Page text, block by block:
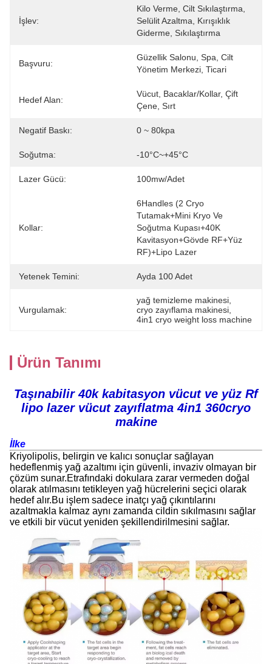
İşlev:
Kilo Verme, Cilt Sıkılaştırma,
Selülit Azaltma, Kırışıklık
Giderme, Sıkılaştırma
Başvuru:
Güzellik Salonu, Spa, Cilt
Yönetim Merkezi, Ticari
Hedef Alan:
Vücut, Bacaklar/kollar, Çift
Çene, Sırt
Negatif Baskı: 0 ~ 80kpa
Soğutma: -10°C~+45°C
Lazer Gücü: 100mw/adet
Kollar:
6Handles (2 Cryo
Tutamak+Mini Kryo Ve
Soğutma Kupası+40K
Kavitasyon+Gövde RF+Yüz
RF)+Lipo Lazer
Yetenek Temini: Ayda 100 Adet
Vurgulamak:
yağ temizleme makinesi
cryo zayıflama makinesi
4in1 cryo weight loss machine
Ürün Tanımı
Taşınabilir 40k kabitasyon vücut ve yüz Rf
lipo lazer vücut zayıflatma 4in1 360cryo
makine
İlke
Kriyolipolis, belirgin ve kalıcı sonuçlar sağlayan
hedeflenmiş yağ azaltımı için güvenli, invaziv olmayan bir
çözüm sunar.Etrafındaki dokulara zarar vermeden doğal
olarak atılmasını tetikleyen yağ hücrelerini seçici olarak
hedef alır.Bu işlem sadece inatçı yağ çıkıntılarını
azaltmakla kalmaz aynı zamanda cildin sıkılmasını sağlar
ve etkili bir vücut yeniden şekillendirilmesini sağlar.